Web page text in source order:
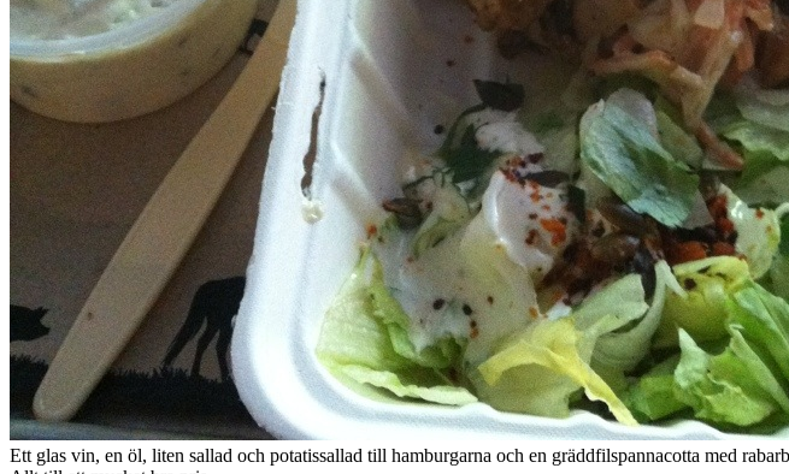
Ett glas vin, en öl, liten sallad och potatissallad till hamburgarna och en gräddfilspannacotta med